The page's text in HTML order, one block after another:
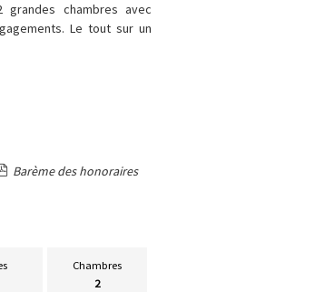
grandes chambres avec
Le tout sur un
Barème des honoraires
Chambres
2